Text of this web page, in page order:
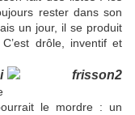
rester dans son
un jour, il se produit
drôle, inventif et
le mordre : un